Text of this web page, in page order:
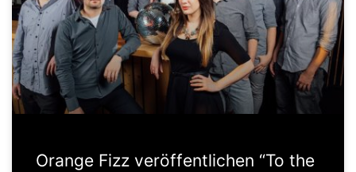
Orange Fizz veröffentlichen “To the